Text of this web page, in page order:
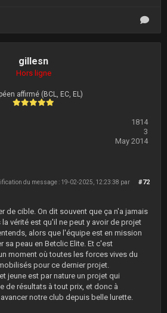
gillesn
Hors ligne
affirmé (BCL, EC, EL)
1814
3
May 2014
#72
du message : 19-02-2025, 12:23:38 par
de cible. On dit souvent que ça n'a jamais
vérité est qu'il ne peut y avoir de projet
alors que l'équipe est en mission
sa peau en Betclic Elite. Et c'est
moment où toutes les forces vives du
pour ce dernier projet.
jeune est par nature un projet qui
de résultats à tout prix, et donc à
notre club depuis belle lurette.